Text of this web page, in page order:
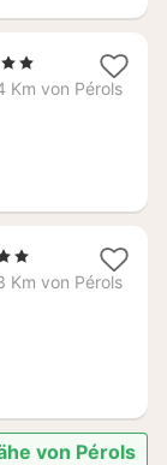
Km von Pérols
Km von Pérols
von Pérols